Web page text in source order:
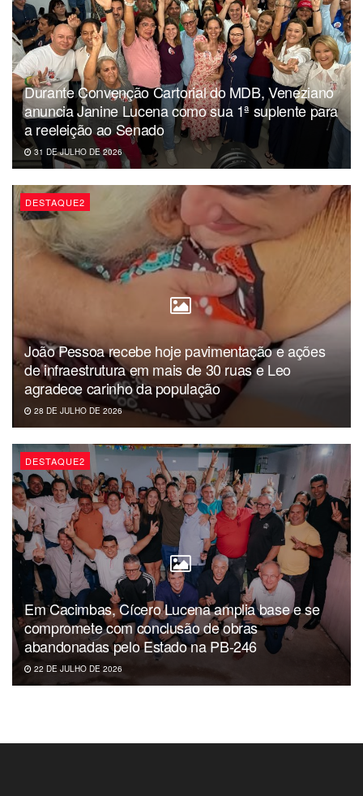
Durante Convenção Cartorial do MDB, Veneziano
anuncia Janine Lucena como sua 1ª suplente para
a reeleição ao Senado
31 DE JULHO DE 2026
DESTAQUE2
João Pessoa recebe hoje pavimentação e ações
de infraestrutura em mais de 30 ruas e Leo
agradece carinho da população
28 DE JULHO DE 2026
DESTAQUE2
Em Cacimbas, Cícero Lucena amplia base e se
compromete com conclusão de obras
abandonadas pelo Estado na PB-246
22 DE JULHO DE 2026